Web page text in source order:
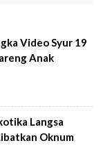
Video Syur 19
Anak
Langsa
Oknum